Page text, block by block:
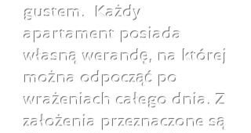
gustem. Każdy
apartament posiada
własną werandę, na której
można odpocząć po
wrażeniach całego dnia. Z
założenia przeznaczone są